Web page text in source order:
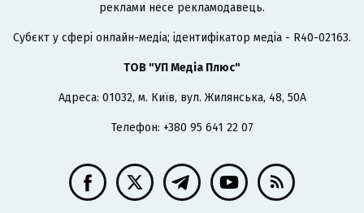
реклами несе рекламодавець.
Cубєкт у сфері онлайн-медіа; ідентифікатор медіа - R40-02163.
ТОВ "УП Медіа Плюс"
Адреса: 01032, м. Київ, вул. Жилянська, 48, 50А
Телефон: +380 95 641 22 07